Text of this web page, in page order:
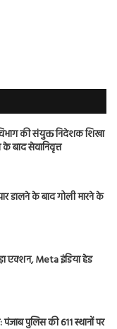
की संयुक्त निदेशक शिखा
के बाद सेवानिवृत्त
डालने के बाद गोली मारने के
एक्शन, Meta इंडिया हेड
पंजाब पुलिस की 611 स्थानों पर